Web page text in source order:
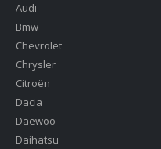
Audi
Bmw
Chevrolet
Chrysler
Citroën
Dacia
Daewoo
Daihatsu